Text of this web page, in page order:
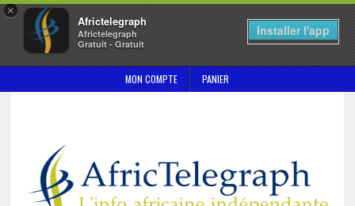
×
Africtelegraph
Africtelegraph
Gratuit - Gratuit
Installer l'app
MON COMPTE PANIER